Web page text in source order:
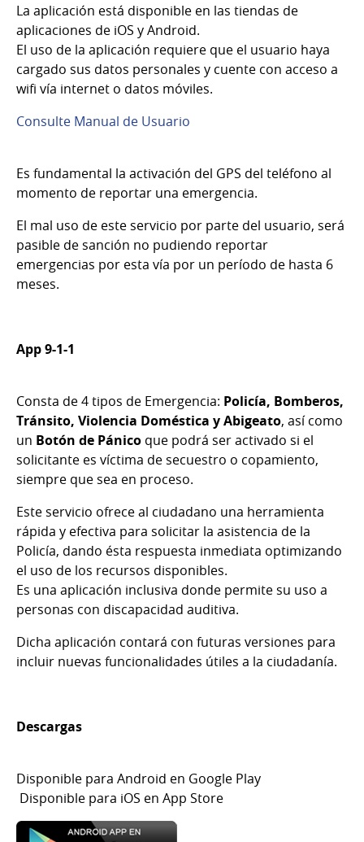
La aplicación está disponible en las tiendas de
aplicaciones de iOS y Android.
El uso de la aplicación requiere que el usuario haya
cargado sus datos personales y cuente con acceso a
wifi vía internet o datos móviles.
Consulte Manual de Usuario
Es fundamental la activación del GPS del teléfono al
momento de reportar una emergencia.
El mal uso de este servicio por parte del usuario, será
pasible de sanción no pudiendo reportar
emergencias por esta vía por un período de hasta 6
meses.
App 9-1-1
Consta de 4 tipos de Emergencia: Policía, Bomberos,
Tránsito, Violencia Doméstica y Abigeato, así como
un Botón de Pánico que podrá ser activado si el
solicitante es víctima de secuestro o copamiento,
siempre que sea en proceso.
Este servicio ofrece al ciudadano una herramienta
rápida y efectiva para solicitar la asistencia de la
Policía, dando ésta respuesta inmediata optimizando
el uso de los recursos disponibles.
Es una aplicación inclusiva donde permite su uso a
personas con discapacidad auditiva.
Dicha aplicación contará con futuras versiones para
incluir nuevas funcionalidades útiles a la ciudadanía.
Descargas
Disponible para Android en Google Play
Disponible para iOS en App Store